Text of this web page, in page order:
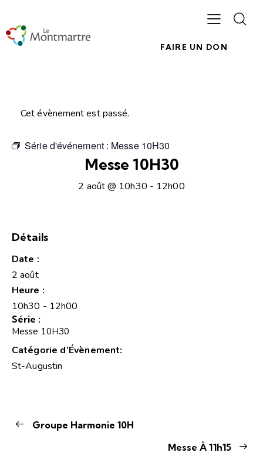
FAIRE UN DON
Cet évènement est passé.
Série d'événement : Messe 10H30
Messe 10H30
2 août @ 10h30 - 12h00
Détails
Date :
2 août
Heure :
10h30 - 12h00
Série :
Messe 10H30
Catégorie d’Évènement:
St-Augustin
Groupe Harmonie 10H
Messe À 11h15